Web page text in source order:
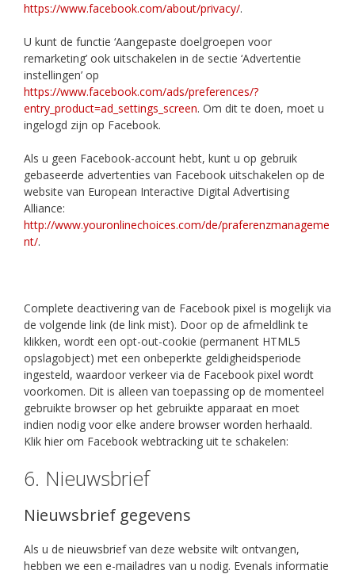
https://www.facebook.com/about/privacy/.
U kunt de functie ‘Aangepaste doelgroepen voor
remarketing’ ook uitschakelen in de sectie ‘Advertentie
instellingen’ op
https://www.facebook.com/ads/preferences/?
entry_product=ad_settings_screen. Om dit te doen, moet u
ingelogd zijn op Facebook.
Als u geen Facebook-account hebt, kunt u op gebruik
gebaseerde advertenties van Facebook uitschakelen op de
website van European Interactive Digital Advertising
Alliance:
http://www.youronlinechoices.com/de/praferenzmanageme
nt/.
Complete deactivering van de Facebook pixel is mogelijk via
de volgende link (de link mist). Door op de afmeldlink te
klikken, wordt een opt-out-cookie (permanent HTML5
opslagobject) met een onbeperkte geldigheidsperiode
ingesteld, waardoor verkeer via de Facebook pixel wordt
voorkomen. Dit is alleen van toepassing op de momenteel
gebruikte browser op het gebruikte apparaat en moet
indien nodig voor elke andere browser worden herhaald.
Klik hier om Facebook webtracking uit te schakelen:
6. Nieuwsbrief
Nieuwsbrief gegevens
Als u de nieuwsbrief van deze website wilt ontvangen,
hebben we een e-mailadres van u nodig. Evenals informatie